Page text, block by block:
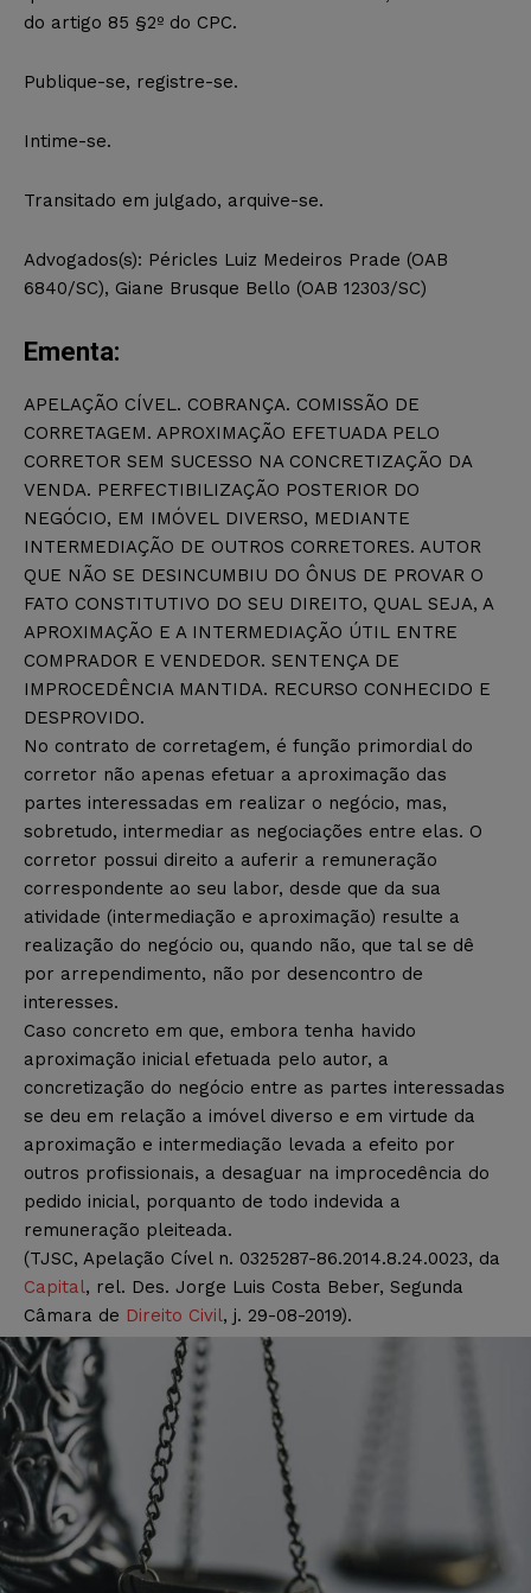
do artigo 85 §2º do CPC.
Publique-se, registre-se.
Intime-se.
Transitado em julgado, arquive-se.
Advogados(s): Péricles Luiz Medeiros Prade (OAB
6840/SC), Giane Brusque Bello (OAB 12303/SC)
Ementa:
APELAÇÃO CÍVEL. COBRANÇA. COMISSÃO DE
CORRETAGEM. APROXIMAÇÃO EFETUADA PELO
CORRETOR SEM SUCESSO NA CONCRETIZAÇÃO DA
VENDA. PERFECTIBILIZAÇÃO POSTERIOR DO
NEGÓCIO, EM IMÓVEL DIVERSO, MEDIANTE
INTERMEDIAÇÃO DE OUTROS CORRETORES. AUTOR
QUE NÃO SE DESINCUMBIU DO ÔNUS DE PROVAR O
FATO CONSTITUTIVO DO SEU DIREITO, QUAL SEJA, A
APROXIMAÇÃO E A INTERMEDIAÇÃO ÚTIL ENTRE
COMPRADOR E VENDEDOR. SENTENÇA DE
IMPROCEDÊNCIA MANTIDA. RECURSO CONHECIDO E
DESPROVIDO.
No contrato de corretagem, é função primordial do
corretor não apenas efetuar a aproximação das
partes interessadas em realizar o negócio, mas,
sobretudo, intermediar as negociações entre elas. O
corretor possui direito a auferir a remuneração
correspondente ao seu labor, desde que da sua
atividade (intermediação e aproximação) resulte a
realização do negócio ou, quando não, que tal se dê
por arrependimento, não por desencontro de
interesses.
Caso concreto em que, embora tenha havido
aproximação inicial efetuada pelo autor, a
concretização do negócio entre as partes interessadas
se deu em relação a imóvel diverso e em virtude da
aproximação e intermediação levada a efeito por
outros profissionais, a desaguar na improcedência do
pedido inicial, porquanto de todo indevida a
remuneração pleiteada.
(TJSC, Apelação Cível n. 0325287-86.2014.8.24.0023, da
Capital, rel. Des. Jorge Luis Costa Beber, Segunda
Câmara de Direito Civil, j. 29-08-2019).